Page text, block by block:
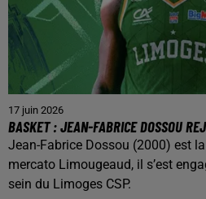
17 juin 2026
BASKET : JEAN-FABRICE DOSSOU
Jean-Fabrice Dossou (2000) est
mercato Limougeaud, il s’est
sein du Limoges CSP.